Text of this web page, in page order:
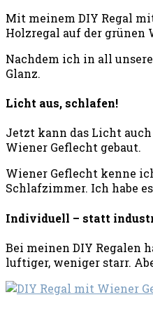
Mit meinem DIY Regal
Holzregal auf der grünen
Nachdem ich in all
Glanz.
Licht aus, schlafen!
Jetzt kann das Licht
Wiener Geflecht gebaut.
Wiener Geflecht kenne
Schlafzimmer. Ich habe
Individuell – statt
Bei meinen DIY Regalen
luftiger, weniger starr.